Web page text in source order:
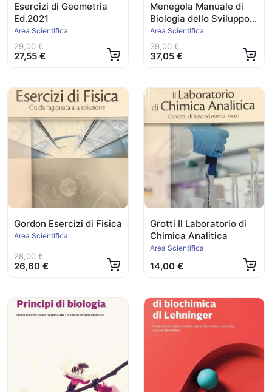
Esercizi di Geometria
Ed.2021
Area Scientifica
29,00 €
27,55 €
Menegola Manuale di
Biologia dello Sviluppo
Animale
Area Scientifica
39,00 €
37,05 €
Gordon Esercizi di Fisica
Area Scientifica
28,00 €
26,60 €
Grotti Il Laboratorio di
Chimica Analitica
Area Scientifica
14,00 €